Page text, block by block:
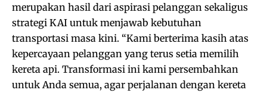
merupakan hasil dari aspirasi pelanggan sekaligus
strategi KAI untuk menjawab kebutuhan
transportasi masa kini. “Kami berterima kasih atas
kepercayaan pelanggan yang terus setia memilih
kereta api. Transformasi ini kami persembahkan
untuk Anda semua, agar perjalanan dengan kereta